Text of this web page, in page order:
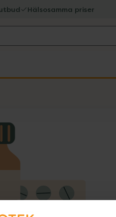
Hälsosamma priser